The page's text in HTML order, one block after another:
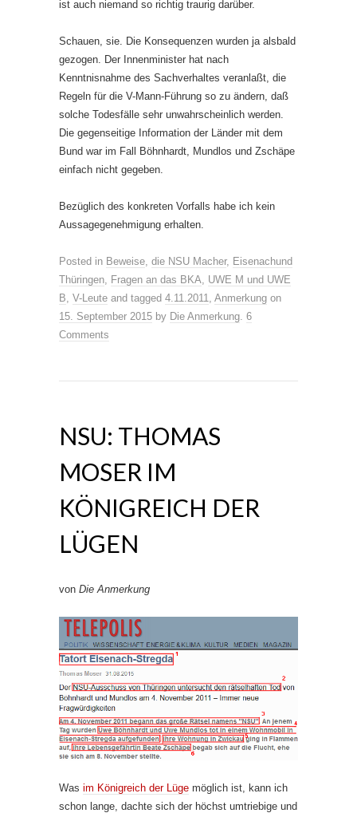
ist auch niemand so richtig traurig darüber.
Schauen, sie. Die Konsequenzen wurden ja alsbald
gezogen. Der Innenminister hat nach
Kenntnisnahme des Sachverhaltes veranlaßt, die
Regeln für die V-Mann-Führung so zu ändern, daß
solche Todesfälle sehr unwahrscheinlich werden.
Die gegenseitige Information der Länder mit dem
Bund war im Fall Böhnhardt, Mundlos und Zschäpe
einfach nicht gegeben.
Bezüglich des konkreten Vorfalls habe ich kein
Aussagegenehmigung erhalten.
Posted in Beweise die NSU Macher, Eisenachund
Thüringen
Fragen an das BKA
UWE M und UWE
B V-Leute and tagged 4.11.2011 Anmerkung on
15. September 2015 by Die Anmerkung 6
Comments
NSU: THOMAS
MOSER IM
KÖNIGREICH DER
LÜGEN
von Die Anmerkung
Was im Königreich der Lüge möglich ist, kann ich
schon lange, dachte sich der höchst umtriebige und